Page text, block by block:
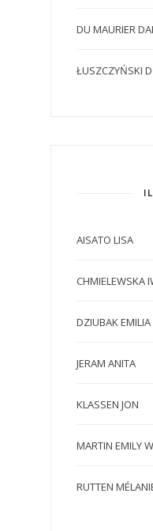
DU MAURIER
ŁUSZCZYŃSKI
AISATO LISA
CHMIELEWSKA
DZIUBAK EMILIA
JERAM ANITA
KLASSEN JON
MARTIN EMILY
RUTTEN